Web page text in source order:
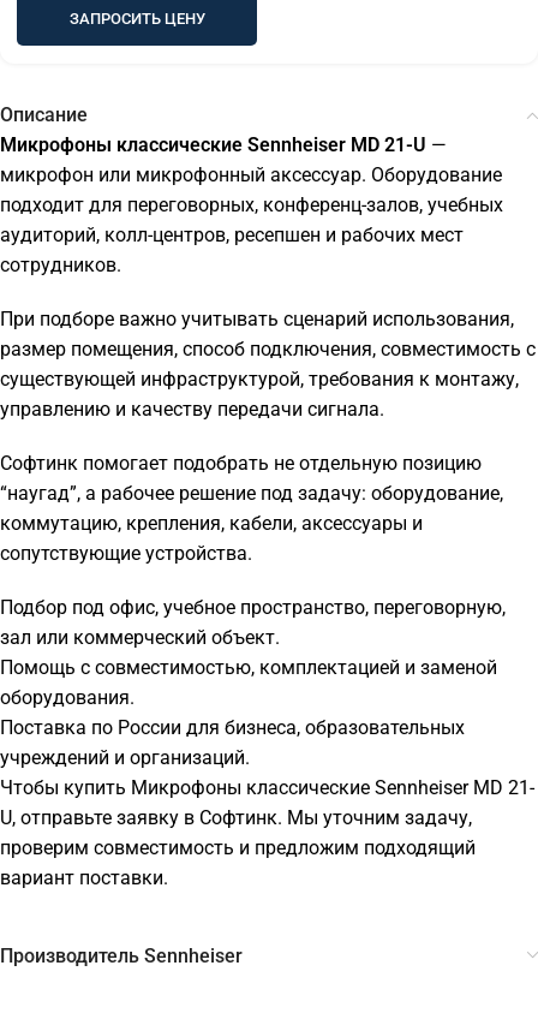
ЗАПРОСИТЬ ЦЕНУ
Описание
Микрофоны классические Sennheiser MD 21-U —
микрофон или микрофонный аксессуар. Оборудование
подходит для переговорных, конференц-залов, учебных
аудиторий, колл-центров, ресепшен и рабочих мест
сотрудников.
При подборе важно учитывать сценарий использования,
размер помещения, способ подключения, совместимость с
существующей инфраструктурой, требования к монтажу,
управлению и качеству передачи сигнала.
Софтинк помогает подобрать не отдельную позицию
“наугад”, а рабочее решение под задачу: оборудование,
коммутацию, крепления, кабели, аксессуары и
сопутствующие устройства.
Подбор под офис, учебное пространство, переговорную,
зал или коммерческий объект.
Помощь с совместимостью, комплектацией и заменой
оборудования.
Поставка по России для бизнеса, образовательных
учреждений и организаций.
Чтобы купить Микрофоны классические Sennheiser MD 21-
U, отправьте заявку в Софтинк. Мы уточним задачу,
проверим совместимость и предложим подходящий
вариант поставки.
Производитель Sennheiser